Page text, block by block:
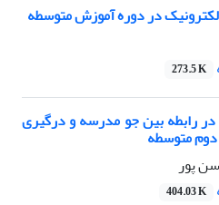
در دوره آموزش متوسطه
273.5 K
رابطه بین جو مدرسه و درگیری
متوسطه
پور
404.03 K